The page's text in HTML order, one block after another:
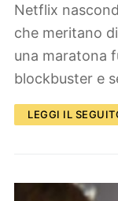
Netflix
che meritano
una maratona
blockbuster e
LEGGI IL